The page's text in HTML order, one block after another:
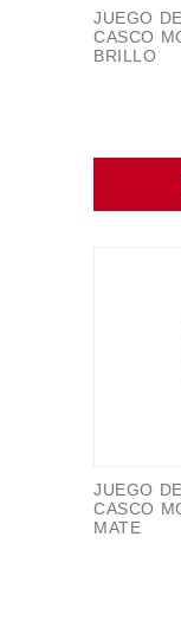
JUEGO
CASCO
BRILLO
JUEGO
CASCO
MATE